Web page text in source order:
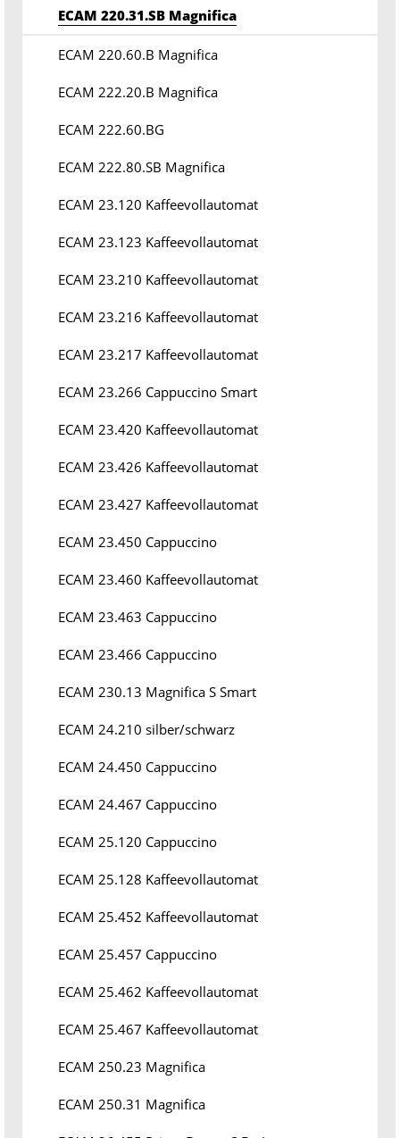
ECAM 220.31.SB Magnifica
ECAM 220.60.B Magnifica
ECAM 222.20.B Magnifica
ECAM 222.60.BG
ECAM 222.80.SB Magnifica
ECAM 23.120 Kaffeevollautomat
ECAM 23.123 Kaffeevollautomat
ECAM 23.210 Kaffeevollautomat
ECAM 23.216 Kaffeevollautomat
ECAM 23.217 Kaffeevollautomat
ECAM 23.266 Cappuccino Smart
ECAM 23.420 Kaffeevollautomat
ECAM 23.426 Kaffeevollautomat
ECAM 23.427 Kaffeevollautomat
ECAM 23.450 Cappuccino
ECAM 23.460 Kaffeevollautomat
ECAM 23.463 Cappuccino
ECAM 23.466 Cappuccino
ECAM 230.13 Magnifica S Smart
ECAM 24.210 silber/schwarz
ECAM 24.450 Cappuccino
ECAM 24.467 Cappuccino
ECAM 25.120 Cappuccino
ECAM 25.128 Kaffeevollautomat
ECAM 25.452 Kaffeevollautomat
ECAM 25.457 Cappuccino
ECAM 25.462 Kaffeevollautomat
ECAM 25.467 Kaffeevollautomat
ECAM 250.23 Magnifica
ECAM 250.31 Magnifica